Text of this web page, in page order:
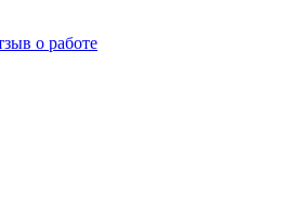
о работе